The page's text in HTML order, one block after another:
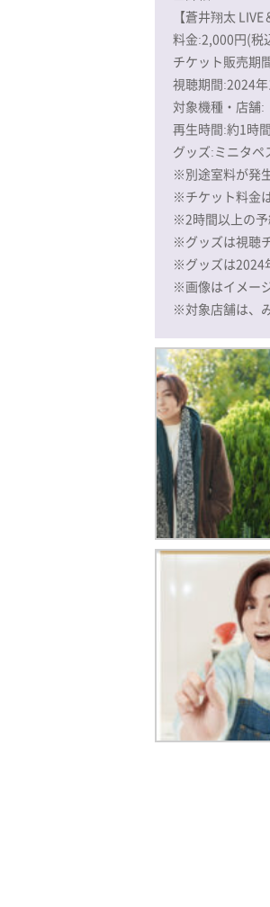
【蒼井翔太 LIVE
料金:2,000円(税
チケット販売期
視聴期間:2024
対象機種・店舗:
再生時間:約1時
グッズ:ミニタペ
※別途室料が発
※チケット料金
※2時間以上の予
※グッズは視聴
※グッズは2024
※画像はイメー
※対象店舗は、